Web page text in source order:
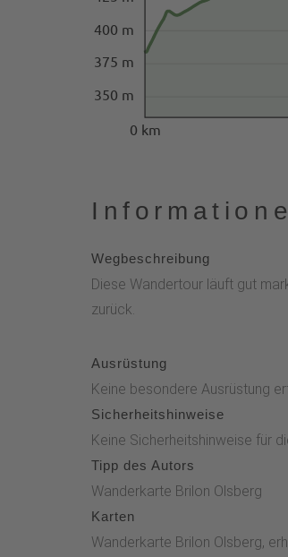
0 km
350 m
375 m
400 m
Wegbeschreibung
Diese Wandertour läuft gut
zurück.
Ausrüstung
Keine besondere Ausrüstung
Sicherheitshinweise
Keine Sicherheitshinweise für
Tipp des Autors
Wanderkarte Brilon Olsberg
Karten
Wanderkarte Brilon Olsberg,